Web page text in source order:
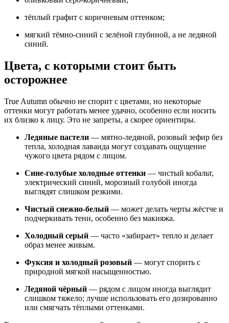
тёплый графит с коричневым оттенком;
мягкий тёмно-синий с зелёной глубиной, а не ледяной
синий.
Цвета, с которыми стоит быть
осторожнее
True Autumn обычно не спорит с цветами, но некоторые
оттенки могут работать менее удачно, особенно если носить
их близко к лицу. Это не запреты, а скорее ориентиры.
Ледяные пастели — мятно-ледяной, розовый зефир без
тепла, холодная лаванда могут создавать ощущение
чужого цвета рядом с лицом.
Сине-голубые холодные оттенки — чистый кобальт,
электрический синий, морозный голубой иногда
выглядят слишком резкими.
Чистый снежно-белый — может делать черты жёстче и
подчеркивать тени, особенно без макияжа.
Холодный серый — часто «забирает» тепло и делает
образ менее живым.
Фуксия и холодный розовый — могут спорить с
природной мягкой насыщенностью.
Ледяной чёрный — рядом с лицом иногда выглядит
слишком тяжело; лучше использовать его дозированно
или смягчать тёплыми оттенками.